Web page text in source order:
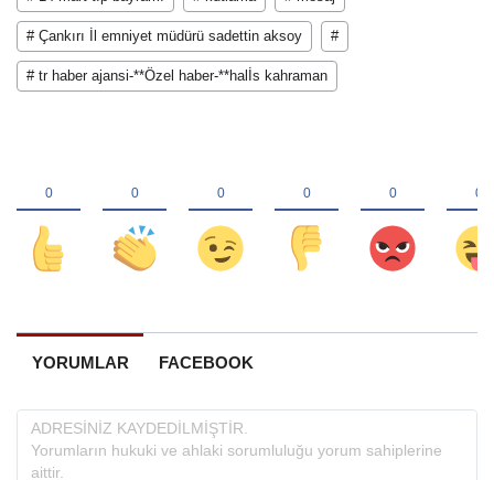
# Çankırı İl emniyet müdürü sadettin aksoy #
# tr haber ajansi-**Özel haber-**halİs kahraman
YORUMLAR FACEBOOK